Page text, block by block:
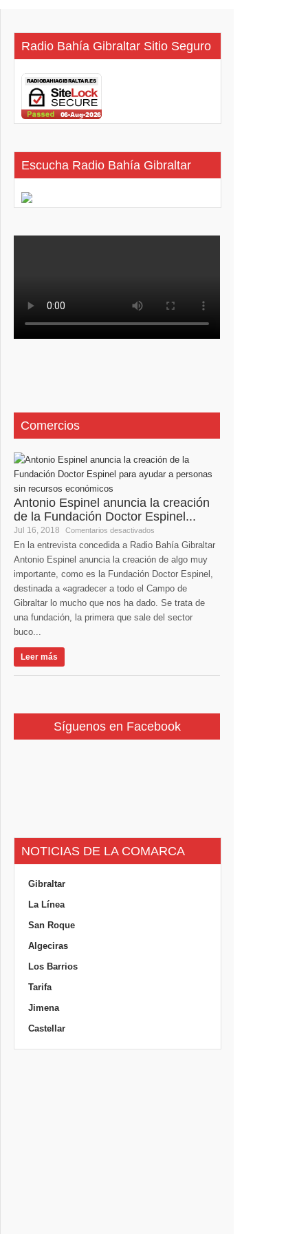
Radio Bahía Gibraltar Sitio Seguro
Escucha Radio Bahía Gibraltar
Comercios
Antonio Espinel anuncia la creación
de la Fundación Doctor Espinel...
Jul 16, 2018 Comentarios desactivados
En la entrevista concedida a Radio Bahía Gibraltar
Antonio Espinel anuncia la creación de algo muy
importante, como es la Fundación Doctor Espinel,
destinada a «agradecer a todo el Campo de
Gibraltar lo mucho que nos ha dado. Se trata de
una fundación, la primera que sale del sector
buco...
Leer más
Síguenos en Facebook
NOTICIAS DE LA COMARCA
Gibraltar
La Línea
San Roque
Algeciras
Los Barrios
Tarifa
Jimena
Castellar